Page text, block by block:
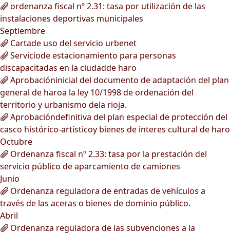
ordenanza fiscal nº 2.31: tasa por utilización de las
instalaciones deportivas municipales
Septiembre
Cartade uso del servicio urbenet
Serviciode estacionamiento para personas
discapacitadas en la ciudadde haro
Aprobacióninicial del documento de adaptación del plan
general de haroa la ley 10/1998 de ordenación del
territorio y urbanismo dela rioja.
Aprobacióndefinitiva del plan especial de protección del
casco histórico-artísticoy bienes de interes cultural de haro
Octubre
Ordenanza fiscal nº 2.33: tasa por la prestación del
servicio público de aparcamiento de camiones
Junio
Ordenanza reguladora de entradas de vehículos a
través de las aceras o bienes de dominio público.
Abril
Ordenanza reguladora de las subvenciones a la